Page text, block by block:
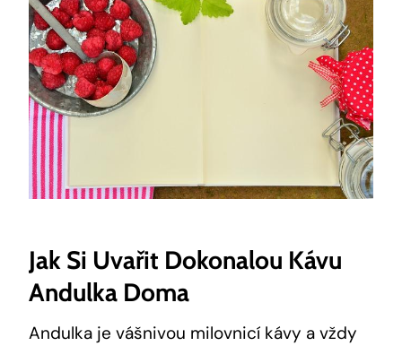
Jak Si Uvařit Dokonalou Kávu
Andulka Doma
Andulka je vášnivou milovnicí kávy a vždy